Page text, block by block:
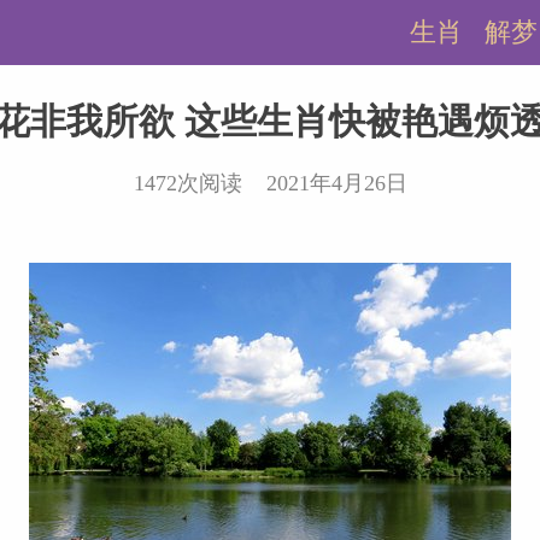
解梦
生肖
非我所欲 这些生肖快被艳遇烦
1472次阅读 2021年4月26日